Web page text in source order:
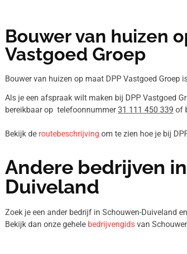
Bouwer van huizen
Vastgoed Groep
Bouwer van huizen op maat DPP Vastgoed Groep
Als je een afspraak wilt maken bij DPP Vastgoed
bereikbaar op telefoonnummer31 111 450 339 of
Bekijk de routebeschrijving om te zien hoe je bij
Andere bedrijven
Duiveland
Zoek je een ander bedrijf in Schouwen-Duiveland
Bekijk dan onze gehele bedrijvengids van